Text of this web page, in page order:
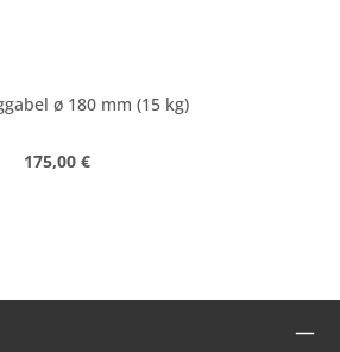
ø 180 mm (15 kg)
Regulärer Preis:
175,00 €